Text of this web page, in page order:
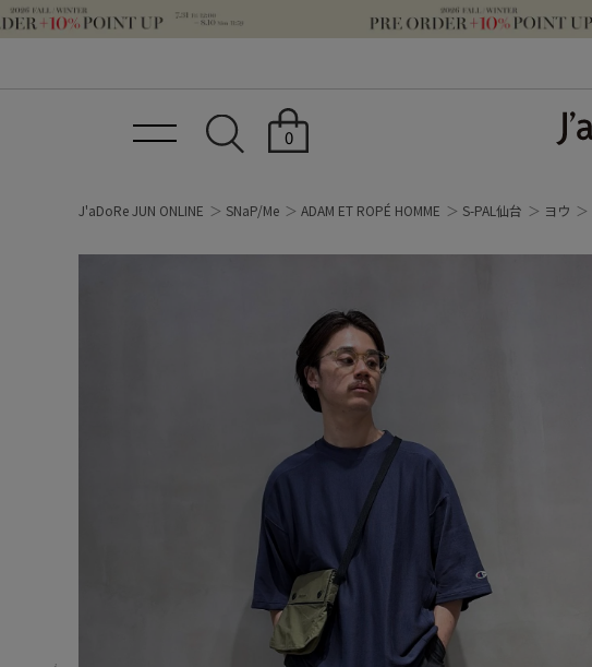
0
J'aDoRe JUN ONLINE SNaP/Me ADAM ET ROPÉ HOMME S-PAL仙台 ヨウ